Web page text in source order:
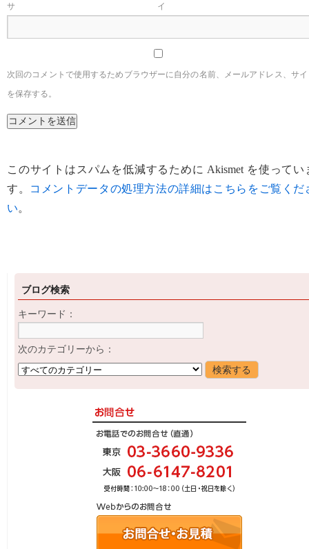
サイ
次回のコメントで使用するためブラウザーに自分の名前、メールアドレス、サ
を保存する。
このサイトはスパムを低減するために Akismet を使ってい
す。
コメントデータの処理方法の詳細はこちらをご覧くだ
い。
ブログ検索
キーワード：
次のカテゴリーから：